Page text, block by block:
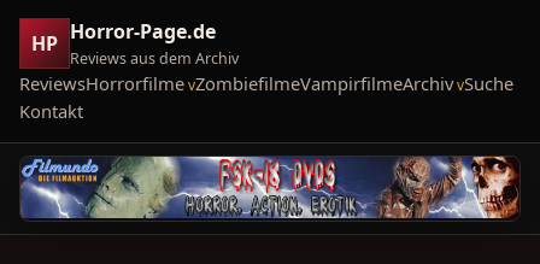
HP Horror-Page.de
Reviews aus dem Archiv
ReviewsHorrorfilme ZombiefilmeVampirfilmeArchiv Suche
Kontakt